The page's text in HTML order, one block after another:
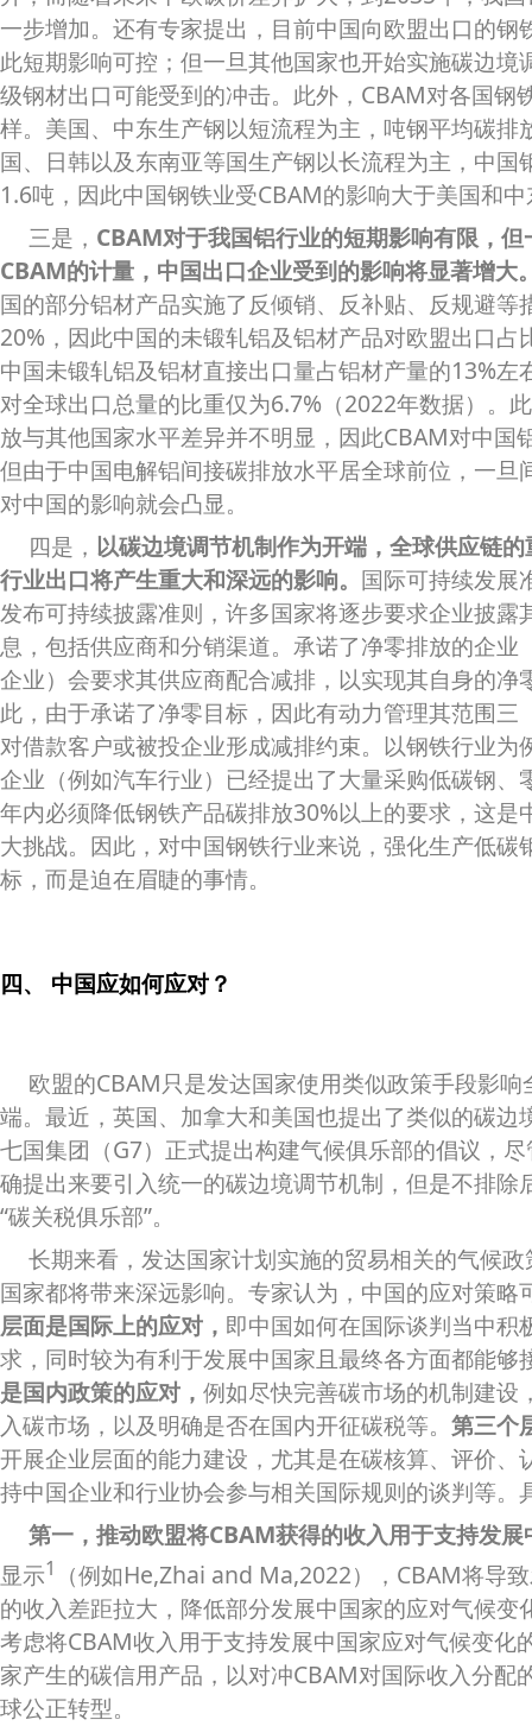
一步增加。还有专家提出，目前中国向欧盟出口的钢
此短期影响可控；但一旦其他国家也开始实施碳边境
级钢材出口可能受到的冲击。此外，CBAM对各国钢
样。美国、中东生产钢以短流程为主，吨钢平均碳排
国、日韩以及东南亚等国生产钢以长流程为主，中国
1.6吨，因此中国钢铁业受CBAM的影响大于美国和
三是， CBAM对于我国铝行业的短期影响有限，
CBAM的计量，中国出口企业受到的影响将显著增大
国的部分铝材产品实施了反倾销、反补贴、反规避等
20%，因此中国的未锻轧铝及铝材产品对欧盟出口占
中国未锻轧铝及铝材直接出口量占铝材产量的13%左
对全球出口总量的比重仅为6.7%（2022年数据）。
放与其他国家水平差异并不明显，因此CBAM对中国
但由于中国电解铝间接碳排放水平居全球前位，一旦
对中国的影响就会凸显。
四是， 以碳边境调节机制作为开端，全球供应链
行业出口将产生重大和深远的影响。 国际可持续发展
发布可持续披露准则，许多国家将逐步要求企业披露
息，包括供应商和分销渠道。承诺了净零排放的企业
企业）会要求其供应商配合减排，以实现其自身的净
此，由于承诺了净零目标，因此有动力管理其范围三
对借款客户或被投企业形成减排约束。以钢铁行业为
企业（例如汽车行业）已经提出了大量采购低碳钢、
年内必须降低钢铁产品碳排放30%以上的要求，这是
大挑战。因此，对中国钢铁行业来说，强化生产低碳
标，而是迫在眉睫的事情。
四、 中国应如何应对？
欧盟的CBAM只是发达国家使用类似政策手段影
端。最近，英国、加拿大和美国也提出了类似的碳边
七国集团（G7）正式提出构建气候俱乐部的倡议，
确提出来要引入统一的碳边境调节机制，但是不排除
“碳关税俱乐部”。
长期来看，发达国家计划实施的贸易相关的气候
国家都将带来深远影响。专家认为，中国的应对策略
层面是国际上的应对 ， 即中国如何在国际谈判当中积
求，同时较为有利于发展中国家且最终各方面都能够
是国内政策的应对， 例如尽快完善碳市场的机制建设
入碳市场，以及明确是否在国内开征碳税等。 第三个
开展企业层面的能力建设，尤其是在碳核算、评价、
持中国企业和行业协会参与相关国际规则的谈判等。
第一，推动欧盟将CBAM获得的收入用于支持发
显示1
（例如He,Zhai and Ma,2022），CBAM将导
的收入差距拉大，降低部分发展中国家的应对气候变
考虑将CBAM收入用于支持发展中国家应对气候变化
家产生的碳信用产品，以对冲CBAM对国际收入分配
球公正转型。